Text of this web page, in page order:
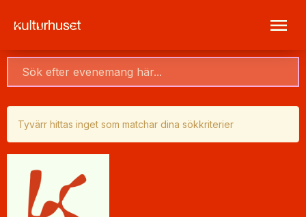
Tyvärr hittas inget som matchar dina sökkriterier